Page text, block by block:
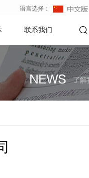
语言选择：
联系我们